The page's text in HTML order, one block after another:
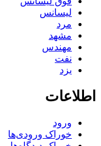
لیسانس
مرد
مشهد
مهندس
نفت
یزد
اطلاعات
ورود
خوراک ورودی‌ها